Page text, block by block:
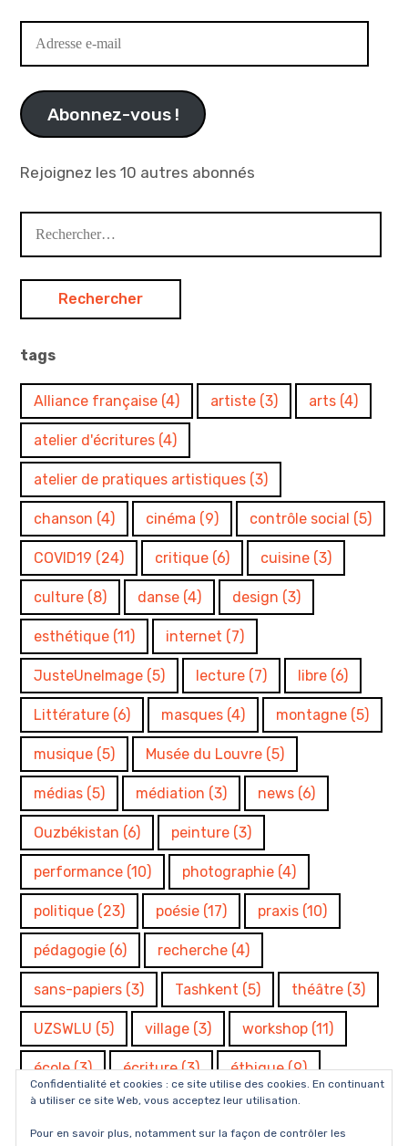
e-
Abonnez-vous !
Rejoignez les 10 autres abonnés
tags
Alliance française (4) artiste (3) arts (4)
atelier d'écritures (4)
atelier de pratiques artistiques (3)
chanson (4) cinéma (9) contrôle social (5)
COVID19 (24) critique (6) cuisine (3)
culture (8) danse (4) design (3)
esthétique (11) internet (7)
JusteUneImage (5) lecture (7) libre (6)
Littérature (6) masques (4) montagne (5)
musique (5) Musée du Louvre (5)
médias (5) médiation (3) news (6)
Ouzbékistan (6) peinture (3)
performance (10) photographie (4)
politique (23) poésie (17) praxis (10)
pédagogie (6) recherche (4)
sans-papiers (3) Tashkent (5) théâtre (3)
UZSWLU (5) village (3) workshop (11)
école(3) écriture(3) éthique(9)
Confidentialité et cookies : ce site utilise des cookies. En continuant
à utiliser ce site Web, vous acceptez leur utilisation.
Pour en savoir plus, notamment sur la façon de contrôler les